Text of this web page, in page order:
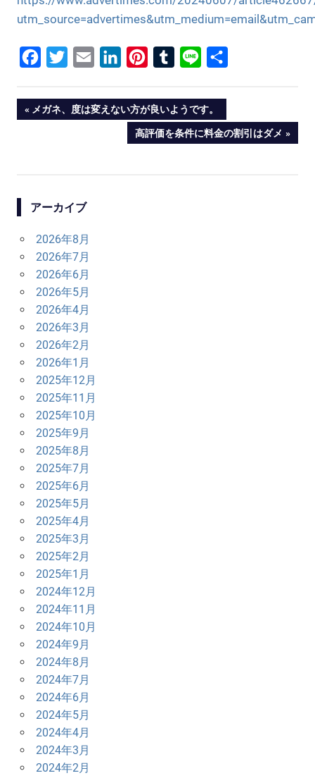
Facebook
Twitter Email LinkedInPinterestTumblr Line
投
ゲ
ー
シ
ョ
ン
PREVIOUS
メガネ、度は変えない方が良いようです。
NEXT
高評価を条件に料金の割引はダメ
アーカイブ
2026年8月
2026年7月
2026年6月
2026年5月
2026年4月
2026年3月
2026年2月
2026年1月
2025年12月
2025年11月
2025年10月
2025年9月
2025年8月
2025年7月
2025年6月
2025年5月
2025年4月
2025年3月
2025年2月
2025年1月
2024年12月
2024年11月
2024年10月
2024年9月
2024年8月
2024年7月
2024年6月
2024年5月
2024年4月
2024年3月
2024年2月